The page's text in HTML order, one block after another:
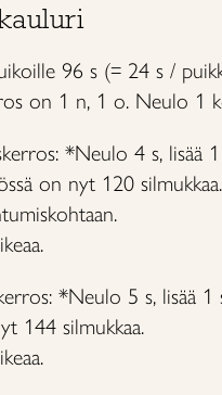
96 s (= 24 s /
on 1 n, 1 o. Neulo 1
*Neulo 4 s, lisää
on nyt 120
*Neulo 5 s, lisää
144 silmukkaa.